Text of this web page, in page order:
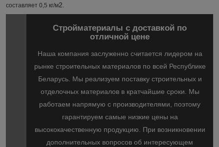
составляет 0,5 кг/м2.
Стройматериалы с доставкой по
отличной цене
Наша компания заслуженно считается лидером на
рынке строительных материалов по всей Республике
Беларусь. Мы реализуем поставку строительных и
отделочных материалов в кратчайшие сроки. Мы
работаем напрямую с производителями, поэтому
гарантируем самые низкие цены на
высококачественную продукцию. При возникновении
дополнительных вопросов об интересующем